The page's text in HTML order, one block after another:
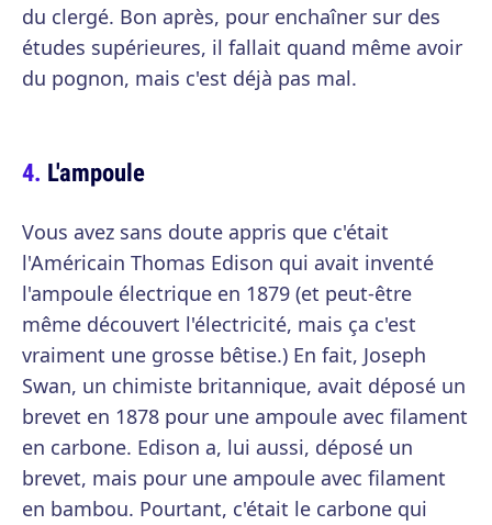
du clergé. Bon après, pour enchaîner sur des
études supérieures, il fallait quand même avoir
du pognon, mais c'est déjà pas mal.
L'ampoule
Vous avez sans doute appris que c'était
l'Américain Thomas Edison qui avait inventé
l'ampoule électrique en 1879 (et peut-être
même découvert l'électricité, mais ça c'est
vraiment une grosse bêtise.) En fait, Joseph
Swan, un chimiste britannique, avait déposé un
brevet en 1878 pour une ampoule avec filament
en carbone. Edison a, lui aussi, déposé un
brevet, mais pour une ampoule avec filament
en bambou. Pourtant, c'était le carbone qui